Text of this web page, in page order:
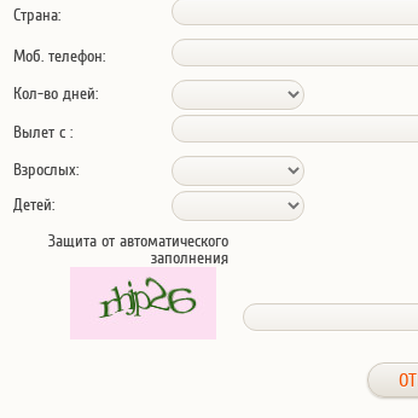
Страна:
Моб. телефон:
Кол-во дней:
Вылет с :
Взрослых:
Детей:
Защита от автоматического
заполнения